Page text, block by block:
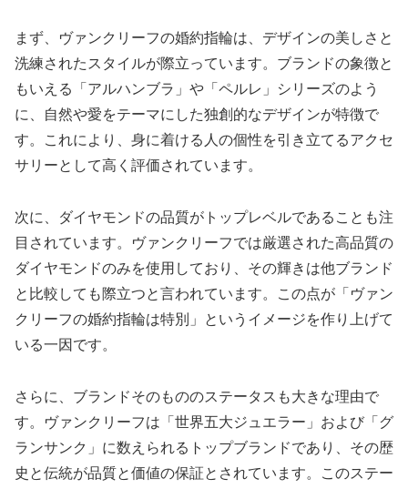
まず、ヴァンクリーフの婚約指輪は、デザインの美しさと
洗練されたスタイルが際立っています。ブランドの象徴と
もいえる「アルハンブラ」や「ペルレ」シリーズのよう
に、自然や愛をテーマにした独創的なデザインが特徴で
す。これにより、身に着ける人の個性を引き立てるアクセ
サリーとして高く評価されています。
次に、ダイヤモンドの品質がトップレベルであることも注
目されています。ヴァンクリーフでは厳選された高品質の
ダイヤモンドのみを使用しており、その輝きは他ブランド
と比較しても際立つと言われています。この点が「ヴァン
クリーフの婚約指輪は特別」というイメージを作り上げて
いる一因です。
さらに、ブランドそのもののステータスも大きな理由で
す。ヴァンクリーフは「世界五大ジュエラー」および「グ
ランサンク」に数えられるトップブランドであり、その歴
史と伝統が品質と価値の保証とされています。このステー